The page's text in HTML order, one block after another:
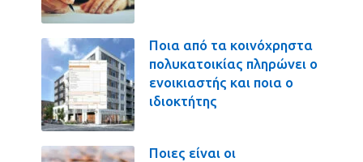
Ποια από τα κοινόχρηστα
πολυκατοικίας πληρώνει ο
ενοικιαστής και ποια ο
ιδιοκτήτης
Ποιες είναι οι